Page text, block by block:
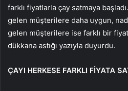
farklı fiyatlarla çay satmaya
gelen müşterilere daha uygun,
gelen müşterilere ise farklı bir
dükkana astığı yazıyla duyurdu.
ÇAYI HERKESE FARKLI FİYATA